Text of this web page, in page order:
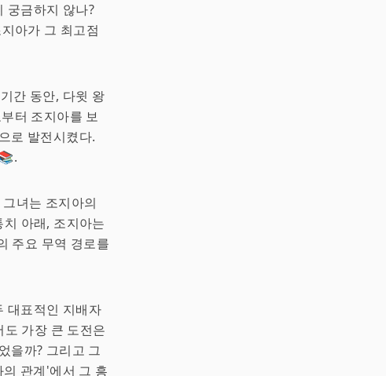
궁금하지 않나?
아가 그 최고점
간 동안, 다윗 왕
터 조지아를 보
로 발전시켰다.
녀는 조지아의
아래, 조지아는
주요 무역 경로를
대표적인 지배자
가장 큰 도전은
을까? 그리고 그
관계'에서 그 흥